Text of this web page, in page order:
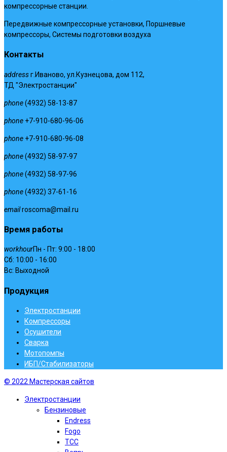
компрессорные станции.
Передвижные компрессорные установки, Поршневые
компрессоры, Системы подготовки воздуха
Контакты
addressг.Иваново, ул.Кузнецова, дом 112,
ТД "Электростанции"
phone(4932) 58-13-87
phone +7-910-680-96-06
phone +7-910-680-96-08
phone(4932) 58-97-97
phone(4932) 58-97-96
phone(4932) 37-61-16
emailroscoma@mail.ru
Время работы
workhourПн - Пт: 9:00 - 18:00
Сб: 10:00 - 16:00
Вс: Выходной
Продукция
Электростанции
Компрессоры
Осушители
Сварка
Мотопомпы
ИБП/Стабилизаторы
© 2022 Мастерская сайтов
Электростанции
Бензиновые
Endress
Fogo
TCC